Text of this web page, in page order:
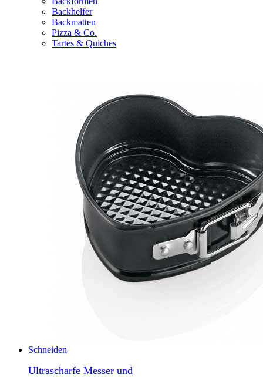
Backhelfer
Backmatten
Pizza & Co.
Tartes & Quiches
Schneiden
Ultrascharfe Messer und